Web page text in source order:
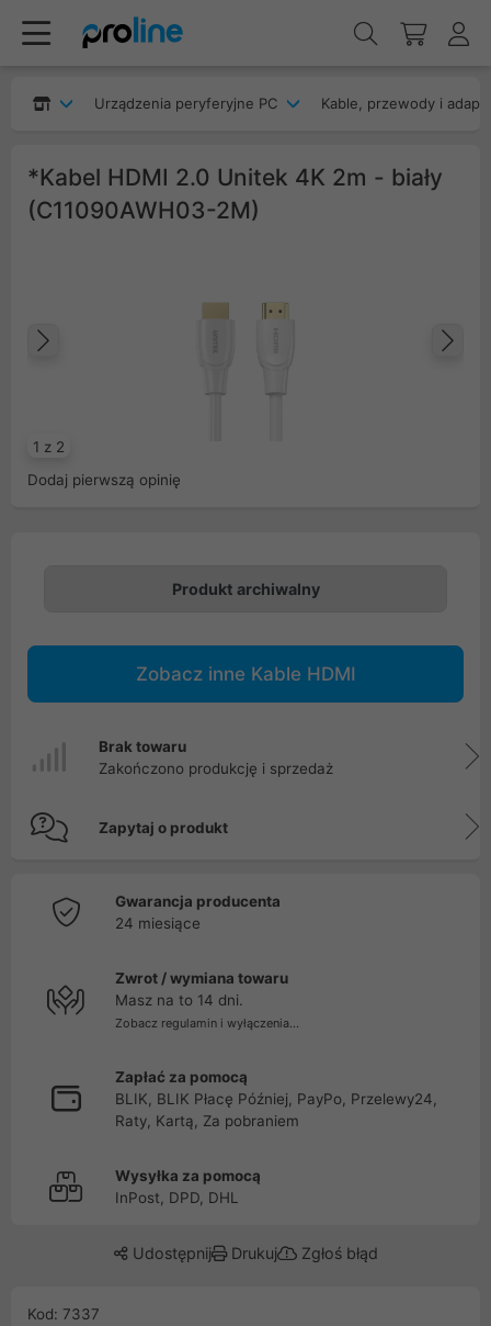
Urządzenia peryferyjne PC Kable, przewody i
*Kabel HDMI 2.0 Unitek 4K 2m - biały
(C11090AWH03-2M)
1 z 2
Dodaj pierwszą opinię
Produkt archiwalny
Zobacz inne Kable HDMI
Brak towaru
Zakończono produkcję i sprzedaż
Zapytaj o produkt
Gwarancja producenta
24 miesiące
Zwrot / wymiana towaru
Masz na to 14 dni.
Zobacz regulamin i wyłączenia...
Zapłać za pomocą
BLIK, BLIK Płacę Później, PayPo, Przelewy24,
Raty, Kartą, Za pobraniem
Wysyłka za pomocą
InPost, DPD, DHL
Udostępnij Drukuj Zgłoś błąd
Kod: 7337